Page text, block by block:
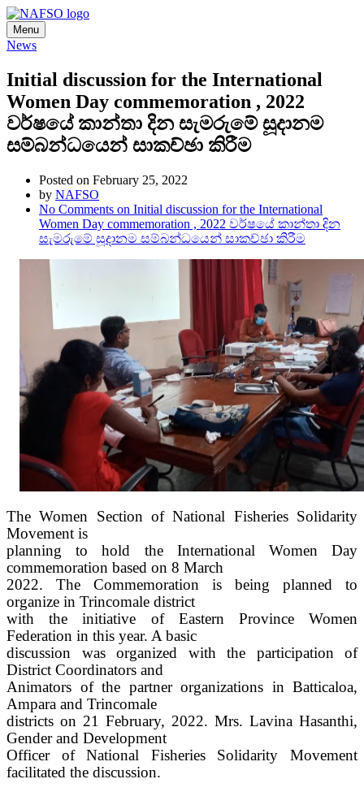
Menu
News
Initial discussion for the International
Women Day commemoration , 2022
වර්ෂයේ කාන්තා දින සැමරුමේ සූදානම
සම්බන්ධයෙන් සාකච්ඡා කිරීම
Posted on February 25, 2022
by NAFSO
No Comments on Initial discussion for the International
Women Day commemoration , 2022 වර්ෂයේ කාන්තා දින
සැමරුමේ සූදානම සම්බන්ධයෙන් සාකච්ඡා කිරීම
The Women Section of National Fisheries Solidarity
Movement is
planning to hold the International Women Day
commemoration based on 8 March
2022. The Commemoration is being planned to
organize in Trincomale district
with the initiative of Eastern Province Women
Federation in this year. A basic
discussion was organized with the participation of
District Coordinators and
Animators of the partner organizations in Batticaloa,
Ampara and Trincomale
districts on 21 February, 2022. Mrs. Lavina Hasanthi,
Gender and Development
Officer of National Fisheries Solidarity Movement
facilitated the discussion.